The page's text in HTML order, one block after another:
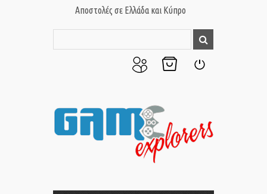
Αποστολές σε Ελλάδα και Κύπρο
μου